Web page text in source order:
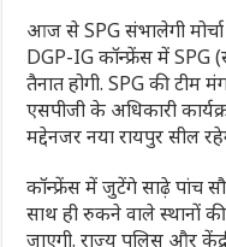
आज से SPG संभालेगी मोर्चा
DGP-IG कॉन्फ्रेंस में SPG
तैनात होगी. SPG की टीम
एसपीजी के अधिकारी
मद्देनजर नया रायपुर सील
कॉन्फ्रेंस में जुटेंगे साढ़े पांच
साथ ही रुकने वाले स्थानों
जाएगी. राज्य पुलिस और